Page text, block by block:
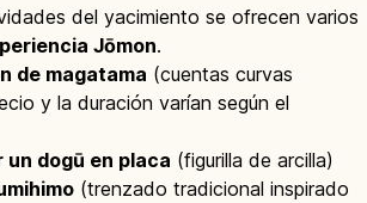
del yacimiento se ofrecen varios
Jōmon.
de magatama (cuentas curvas
y la duración varían según el
dogū en placa (figurilla de arcilla)
(trenzado tradicional inspirado